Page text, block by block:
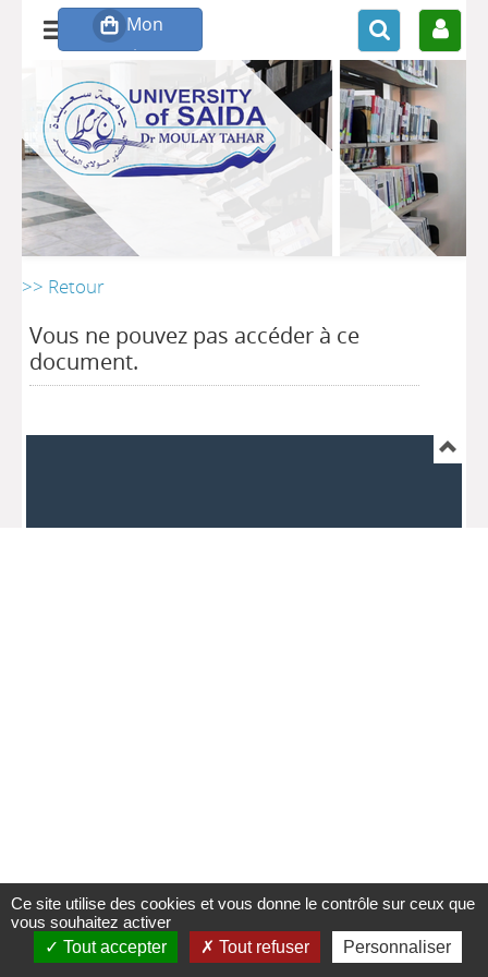
>> Retour
Vous ne pouvez pas accéder à ce
document.
Ce site utilise des cookies et vous donne le contrôle sur ceux que
vous souhaitez activer
Tout accepter
Tout refuser Personnaliser